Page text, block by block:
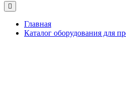
Главная
Каталог оборудования для